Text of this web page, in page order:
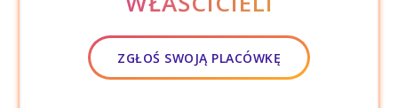
ZGŁOŚ SWOJĄ PLACÓWKĘ